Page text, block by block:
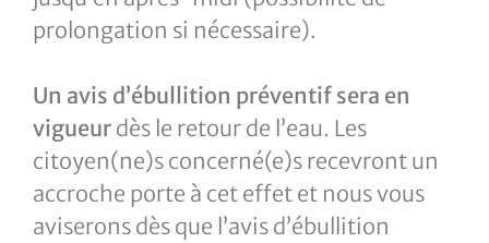
prolongation si nécessaire).
Un avis d’ébullition préventif sera en
vigueur dès le retour de l’eau. Les
citoyen(ne)s concerné(e)s recevront un
accroche porte à cet effet et nous vous
aviserons dès que l’avis d’ébullition